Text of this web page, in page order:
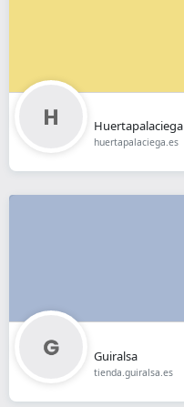
Huertapalaciega
huertapalaciega.es
Guiralsa
tienda.guiralsa.es